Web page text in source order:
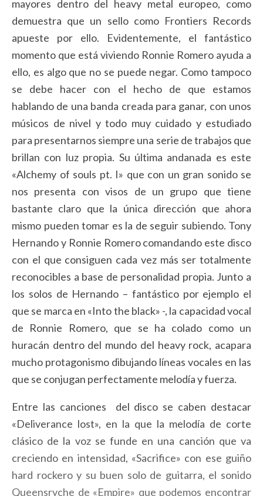
mayores dentro del heavy metal europeo, como
demuestra que un sello como Frontiers Records
apueste por ello. Evidentemente, el fantástico
momento que está viviendo Ronnie Romero ayuda a
ello, es algo que no se puede negar. Como tampoco
se debe hacer con el hecho de que estamos
hablando de una banda creada para ganar, con unos
músicos de nivel y todo muy cuidado y estudiado
para presentarnos siempre una serie de trabajos que
brillan con luz propia. Su última andanada es este
«Alchemy of souls pt. I» que con un gran sonido se
nos presenta con visos de un grupo que tiene
bastante claro que la única dirección que ahora
mismo pueden tomar es la de seguir subiendo. Tony
Hernando y Ronnie Romero comandando este disco
con el que consiguen cada vez más ser totalmente
reconocibles a base de personalidad propia. Junto a
los solos de Hernando – fantástico por ejemplo el
que se marca en «Into the black» -, la capacidad vocal
de Ronnie Romero, que se ha colado como un
huracán dentro del mundo del heavy rock, acapara
mucho protagonismo dibujando líneas vocales en las
que se conjugan perfectamente melodía y fuerza.
Entre las canciones del disco se caben destacar
«Deliverance lost», en la que la melodía de corte
clásico de la voz se funde en una canción que va
creciendo en intensidad, «Sacrifice» con ese guiño
hard rockero y su buen solo de guitarra, el sonido
Queensryche de «Empire» que podemos encontrar